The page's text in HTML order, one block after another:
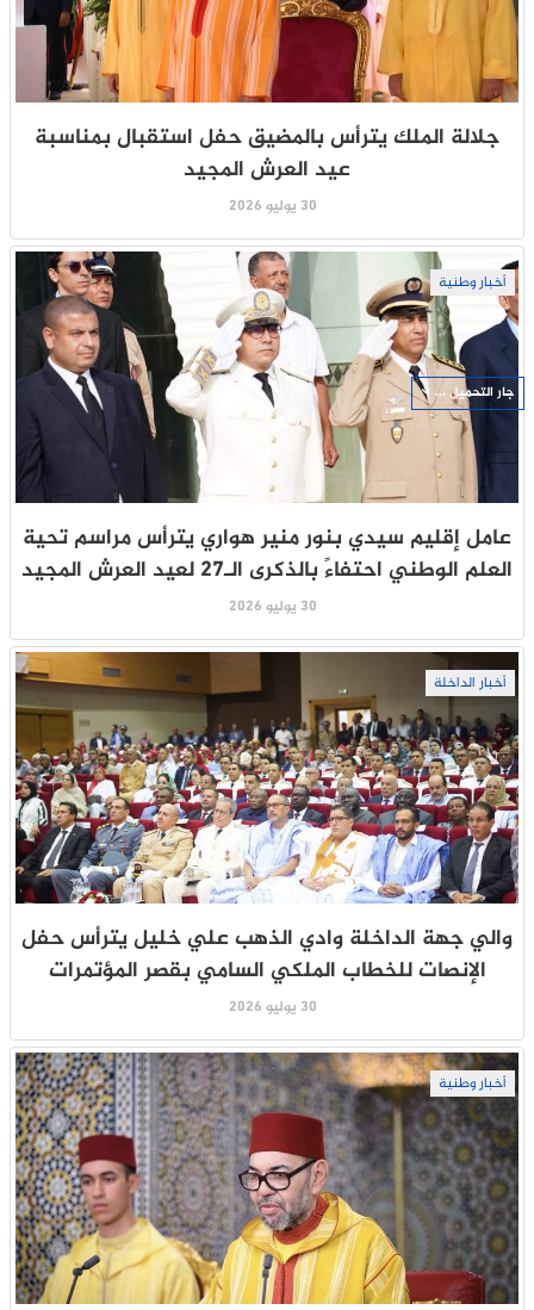
جلالة الملك يترأس بالمضيق حفل استقبال بمناسبة
عيد العرش المجيد
30 يوليو 2026
أخبار وطنية
عامل إقليم سيدي بنور منير هواري يترأس مراسم تحية
العلم الوطني احتفاءً بالذكرى الـ27 لعيد العرش المجيد
30 يوليو 2026
أخبار الداخلة
والي جهة الداخلة وادي الذهب علي خليل يترأس حفل
الإنصات للخطاب الملكي السامي بقصر المؤتمرات
30 يوليو 2026
أخبار وطنية
جار التحميل ...